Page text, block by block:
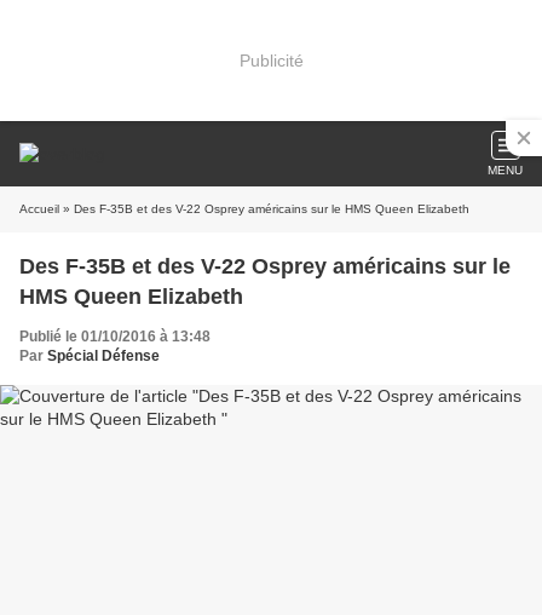
Publicité
MENU
Accueil » Des F-35B et des V-22 Osprey américains sur le HMS Queen Elizabeth
Des F-35B et des V-22 Osprey américains sur le
HMS Queen Elizabeth
Publié le 01/10/2016 à 13:48
Par Spécial Défense